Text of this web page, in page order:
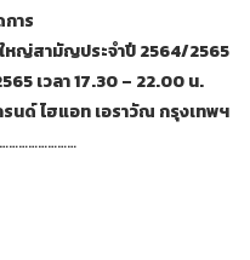
าร
หญ่สามัญประจำปี 2564/2565
เวลา 17.30 – 22.00 น.
ด์ ไฮแอท เอราวัณ กรุงเทพฯ